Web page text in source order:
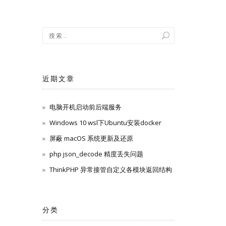
近期文章
电脑开机启动前后端服务
Windows 10 wsl下Ubuntu安装docker
屏蔽 macOS 系统更新及还原
php json_decode 精度丢失问题
ThinkPHP 异常接管自定义各模块返回结构
分类